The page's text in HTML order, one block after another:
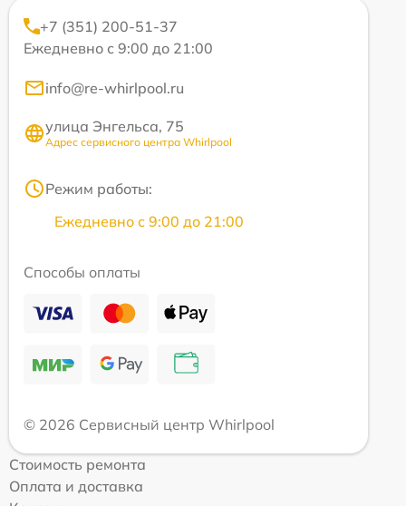
+7 (351) 200-51-37
Ежедневно с 9:00 до 21:00
info@re-whirlpool.ru
улица Энгельса, 75
Адрес сервисного центра Whirlpool
Режим работы:
Ежедневно с 9:00 до 21:00
Способы оплаты
© 2026 Сервисный центр Whirlpool
Стоимость ремонта
Оплата и доставка